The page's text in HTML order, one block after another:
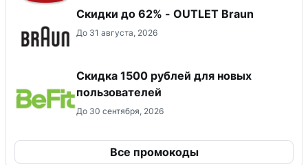
Скидки до 62% - OUTLET Braun
До 31 августа, 2026
Скидка 1500 рублей для новых
пользователей
До 30 сентября, 2026
Все промокоды